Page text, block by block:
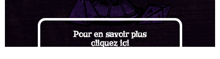
Pour en savoir plus
cliquez ici